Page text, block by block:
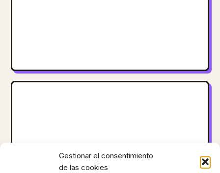
Gestionar el consentimiento
de las cookies